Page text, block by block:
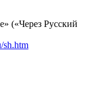
(«Через Русский
sh.htm